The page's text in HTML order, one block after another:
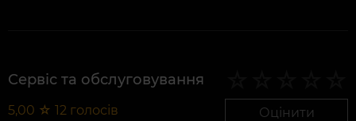
Сервіс та обслуговування
5,00 ☆ 12 голосів Оцінити